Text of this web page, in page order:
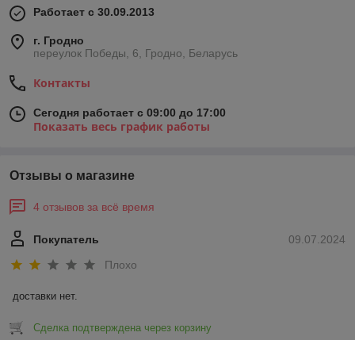
Работает с 30.09.2013
г. Гродно
переулок Победы, 6, Гродно, Беларусь
Контакты
Сегодня работает с 09:00 до 17:00
Показать весь график работы
Отзывы о магазине
4 отзывов за всё время
09.07.2024
Покупатель
Плохо
доставки нет.
Сделка подтверждена через корзину